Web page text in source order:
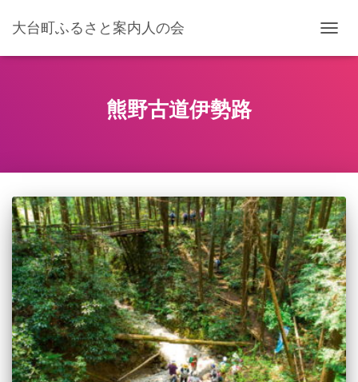
大台町ふるさと案内人の会
ビ
え
熊野古道伊勢路